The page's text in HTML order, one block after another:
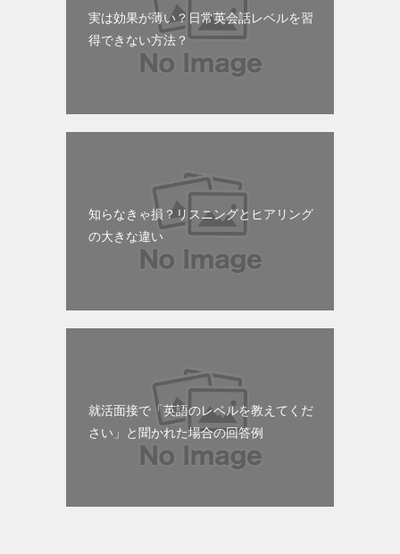
実は効果が薄い？日常英会話レベルを習
得できない方法？
知らなきゃ損？リスニングとヒアリング
の大きな違い
就活面接で「英語のレベルを教えてくだ
さい」と聞かれた場合の回答例